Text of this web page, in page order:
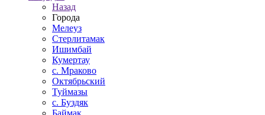
Назад
Города
Мелеуз
Стерлитамак
Ишимбай
Кумертау
c. Мраково
Октябрьский
Туймазы
c. Буздяк
Баймак